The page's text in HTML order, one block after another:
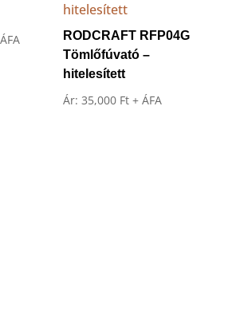
RODCRAFT RFP04G
Tömlőfúvató –
hitelesített
Ár:35,000 Ft + ÁFA